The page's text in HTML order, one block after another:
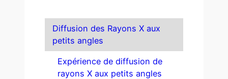
Diffusion des Rayons X aux
petits angles
Expérience de diffusion de
rayons X aux petits angles